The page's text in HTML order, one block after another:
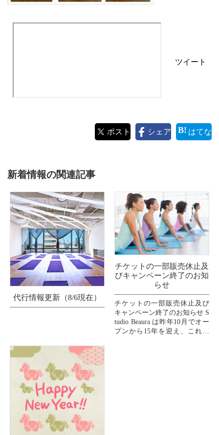
ツイート
ポスト シェア はてな
新着情報の関連記事
代行情報更新（8/6現在）
チケットの一部販売休止及
びキャンペーン終了のお知
らせ
チケットの一部販売休止及び
キャンペーン終了のお知らせ S
tudio Beaura は昨年10月でオー
プンから15年を迎え、これま